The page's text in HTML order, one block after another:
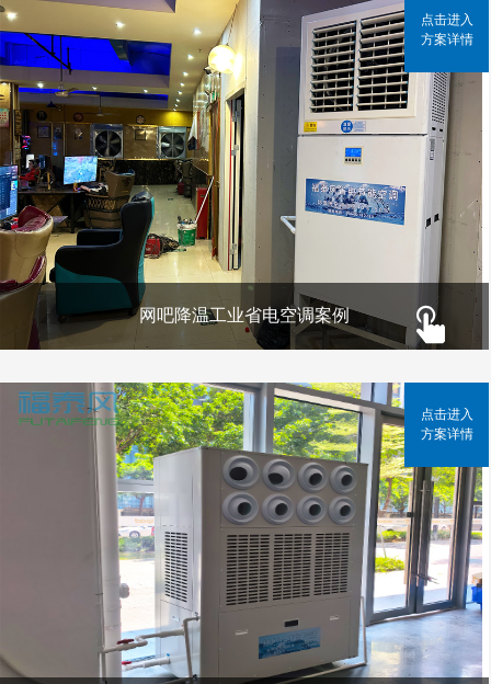
网吧降温工业省电空调案例
点击进入
方案详情
点击进入
方案详情